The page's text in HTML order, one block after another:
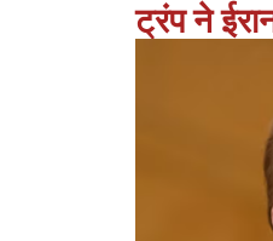
ट्रंप ने